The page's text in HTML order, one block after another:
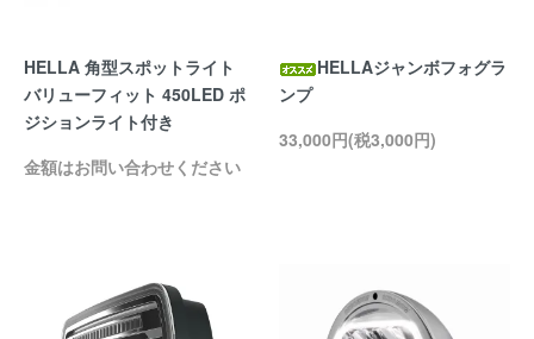
HELLA 角型スポットライト
バリューフィット 450LED ポ
ジションライト付き
金額はお問い合わせください
HELLAジャンボフォグラ
ンプ
33,000円(税3,000円)